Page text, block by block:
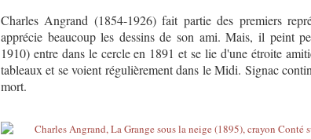
Charles Angrand (1854-1926) fait partie des premiers
apprécie beaucoup les dessins de son ami. Mais, il peint
1910) entre dans le cercle en 1891 et se lie d'une étroite
tableaux et se voient régulièrement dans le Midi. Signac
mort.